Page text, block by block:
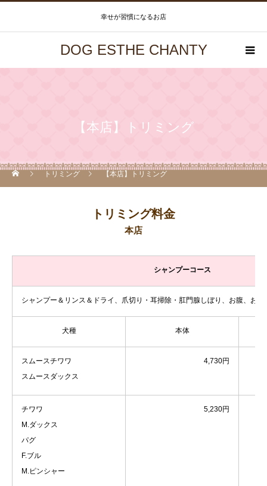
幸せが習慣になるお店
DOG ESTHE CHANTY
【本店】トリミング
トリミング 【本店】トリミング
トリミング料金
本店
シャンプーコース
シャンプー＆リンス＆ドライ、爪切り・耳掃除・肛門腺しぼり、お腹、お
犬種 本体
スムースチワワ
スムースダックス
4,730円
チワワ
M.ダックス
パグ
F.ブル
M.ピンシャー
5,230円